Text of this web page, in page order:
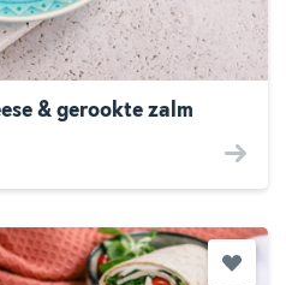
& gerookte zalm